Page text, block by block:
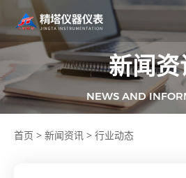
新闻
NEWS AND
首页 > 新闻资讯 > 行业动态